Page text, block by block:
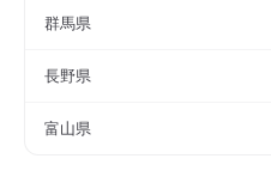
群馬県
長野県
富山県